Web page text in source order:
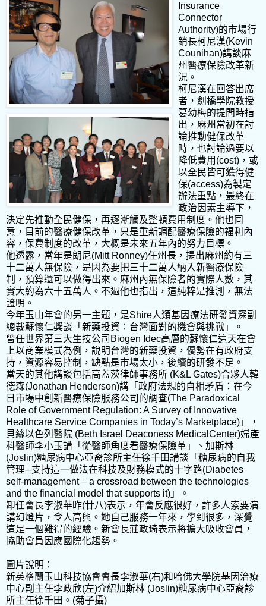
Insurance
Connector
Authority)的市場行
銷長柯尼漢(Kevin
Counihan)講談麻
州醫療保險改革新
況。
柯尼漢在回答出席
者，劍橋學院教授
葛幼梅的提問時指
出，麻州當初在討
論推動健保改革
時，也討論過要以
降低費用(cost)，或
以全民皆可獲得健
保(access)為製定
辦法重點，最終在
政治因素主導下，
決定先推動全民健保，再逐漸觸及整頓費用制度。他也同
意，目前的醫療健保改革，只是重新調配醫療保險的福利內
容，保費制度的改革，大概是未來五年內的努力目標。
他透露，當年是朗尼(Mitt Ronney)任州長，提出麻州約有三
十二萬人無保險，是因為要把三十二萬人納入新醫療保險
制，預算還可以做得出來。麻州內無保險者的實際人數，其
實大約為六十五萬人。不過他也指出，這純粹是推測，無法
證明。
今年玉山年會的另一主題，是Shire人類基因療法研發資深副
總裁蘇懷仁獎談「新藥投資：台灣面對的機會與挑戰」。
曾任世界第三大生技公司Biogen Idec高層的蘇懷仁這天在會
上以商業模式為例，說明台灣的新藥投資，優勢在有政府支
持，資源容易控制，缺點是市場太小，後續的研發不足。
當天的其他講談包括高蓋茨律師事務所 (K&L Gates)合夥人韓
德森(Jonathan Henderson)講「政府法規的自相矛盾：在今
日市場中創新醫療保險服務公司的調查(The Paradoxical
Role of Government Regulation: A Survey of Innovative
Healthcare Service Companies in Today’s Marketplace)」，
貝絲以色列醫院 (Beth Israel Deaconess MedicalCenter)婦產
科醫師李小玉講「從醫師角度看醫療保險革」、加斯林
(Joslin)糖尿病中心亞裔診所主任徐千田講談「糖尿病的自我
管理─支持這一做法在科技及財務模式的十字路(Diabetes
self-management – a crossroad between the technologies
and the financial model that supports it)」。
卸任會長李淑華昨(廿八)表示，年會反應很好，許多人索要演
講幻燈片，令人高興。她自己服務一年來，學到很多，深覺
這是一個難得的經驗。新會長莊政琦表示將擴大吸收會員，
協助會員因應國際化趨勢。
圖片說明：
新英格蘭玉山科技協會會長李淑華(右)和哈佛大學院基因治療
中心副主任李政欣(左)介紹加斯林 (Joslin)糖尿病中心亞裔診
所主任徐千田。(菊子攝)